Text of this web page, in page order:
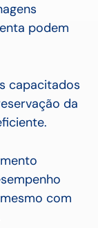
podem
capacitados
da
com